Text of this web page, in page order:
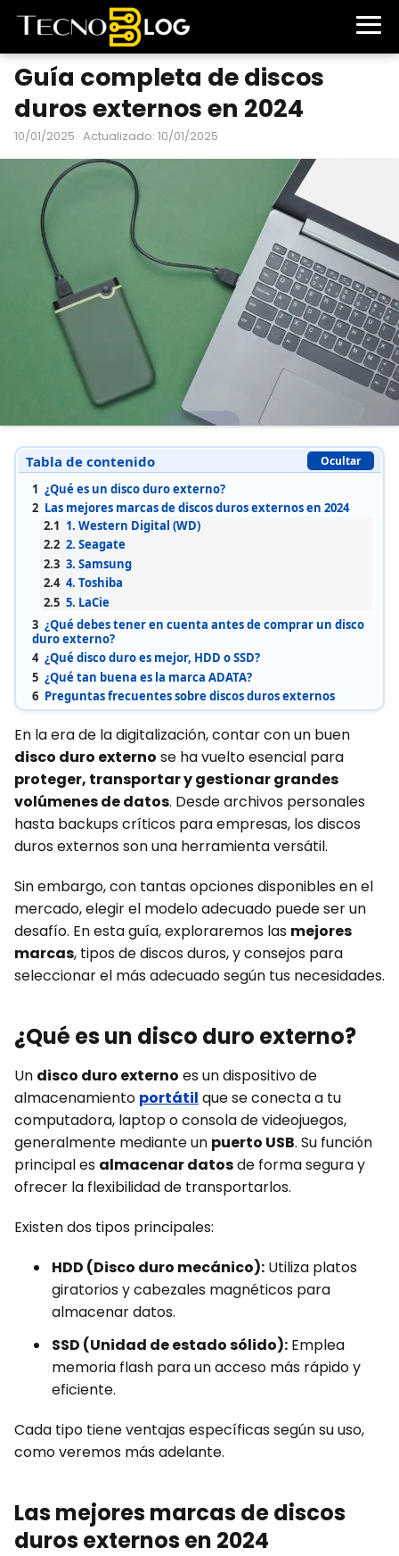
Guía completa de discos
duros externos en 2024
10/01/2025 · Actualizado: 10/01/2025
Tabla de contenido Ocultar
1 ¿Qué es un disco duro externo?
2 Las mejores marcas de discos duros externos en 2024
2.1 1. Western Digital (WD)
2.2 2. Seagate
2.3 3. Samsung
2.4 4. Toshiba
2.5 5. LaCie
3 ¿Qué debes tener en cuenta antes de comprar un disco
duro externo?
4 ¿Qué disco duro es mejor, HDD o SSD?
5 ¿Qué tan buena es la marca ADATA?
6 Preguntas frecuentes sobre discos duros externos
En la era de la digitalización, contar con un buen
disco duro externo se ha vuelto esencial para
proteger, transportar y gestionar grandes
volúmenes de datos. Desde archivos personales
hasta backups críticos para empresas, los discos
duros externos son una herramienta versátil.
Sin embargo, con tantas opciones disponibles en el
mercado, elegir el modelo adecuado puede ser un
desafío. En esta guía, exploraremos las mejores
marcas, tipos de discos duros, y consejos para
seleccionar el más adecuado según tus necesidades.
¿Qué es un disco duro externo?
Un disco duro externo es un dispositivo de
almacenamiento portátil que se conecta a tu
computadora, laptop o consola de videojuegos,
generalmente mediante un puerto USB. Su función
principal es almacenar datosde forma segura y
ofrecer la flexibilidad de transportarlos.
Existen dos tipos principales:
HDD (Disco duro mecánico): Utiliza platos
giratorios y cabezales magnéticos para
almacenar datos.
SSD (Unidad de estado sólido): Emplea
memoria flash para un acceso más rápido y
eficiente.
Cada tipo tiene ventajas específicas según su uso,
como veremos más adelante.
Las mejores marcas de discos
duros externos en 2024